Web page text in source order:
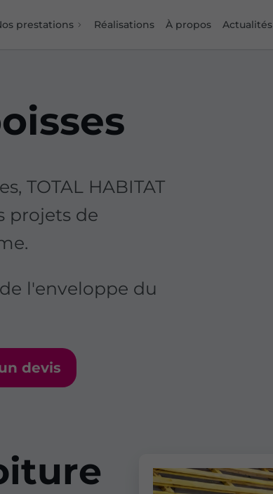
prestations Réalisations À propos Actualités
TOTAL HABITAT
projets de
l'enveloppe du
devis